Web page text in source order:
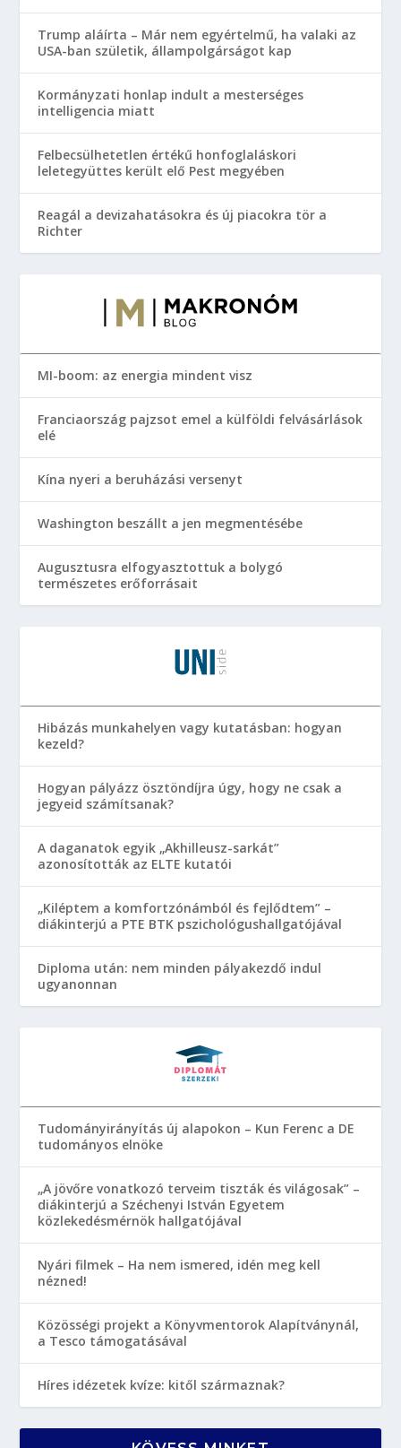
Trump aláírta – Már nem egyértelmű, ha valaki az
USA-ban születik, állampolgárságot kap
Kormányzati honlap indult a mesterséges
intelligencia miatt
Felbecsülhetetlen értékű honfoglaláskori
leletegyüttes került elő Pest megyében
Reagál a devizahatásokra és új piacokra tör a
Richter
MI-boom: az energia mindent visz
Franciaország pajzsot emel a külföldi felvásárlások
elé
Kína nyeri a beruházási versenyt
Washington beszállt a jen megmentésébe
Augusztusra elfogyasztottuk a bolygó
természetes erőforrásait
Hibázás munkahelyen vagy kutatásban: hogyan
kezeld?
Hogyan pályázz ösztöndíjra úgy, hogy ne csak a
jegyeid számítsanak?
A daganatok egyik „Akhilleusz-sarkát”
azonosították az ELTE kutatói
„Kiléptem a komfortzónámból és fejlődtem” –
diákinterjú a PTE BTK pszichológushallgatójával
Diploma után: nem minden pályakezdő indul
ugyanonnan
Tudományirányítás új alapokon – Kun Ferenc a DE
tudományos elnöke
„A jövőre vonatkozó terveim tiszták és világosak” –
diákinterjú a Széchenyi István Egyetem
közlekedésmérnök hallgatójával
Nyári filmek – Ha nem ismered, idén meg kell
nézned!
Közösségi projekt a Könyvmentorok Alapítványnál,
a Tesco támogatásával
Híres idézetek kvíze: kitől származnak?